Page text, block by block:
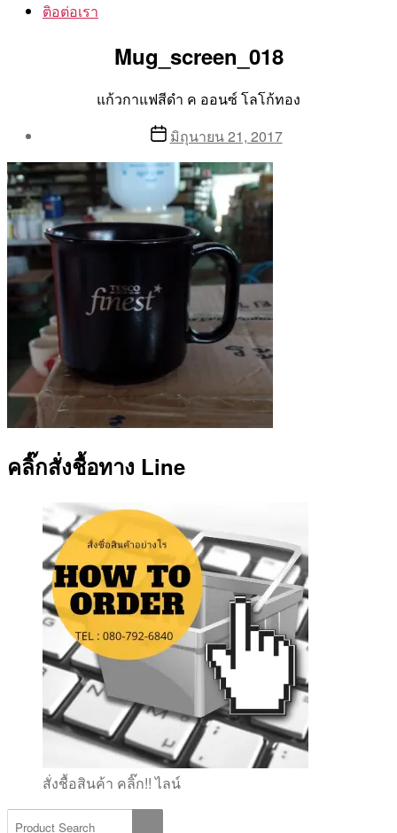
ติอต่อเรา
Mug_screen_018
แก้วกาแฟสีดำ ค ออนซ์ โลโก้ทอง
By
Aea
Postมิถุนายน 21, 2017
คลิ๊กสั่งชื้อทาง Line
สั่งชื้อสินค้า คลิ๊ก!! ไลน์